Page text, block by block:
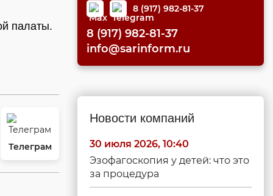
палаты.
Телеграм
8 (917) 982-81-37
8 (917) 982-81-37
info@sarinform.ru
Новости компаний
30 июля 2026, 10:40
Эзофагоскопия у детей: что это
за процедура